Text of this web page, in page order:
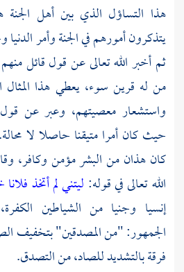
هذا التساؤل الذي بين أهل
يتذكرون أمورهم في الجنة وأمر الدنيا
ثم أخبر الله تعالى عن قول قائل
من له قرين سوء، يعطي هذا المثال
واستشعار معصيتهم، وعبر عن
حيث كان أمرا متيقنا حاصلا لا
كان هذان من البشر مؤمن وكافر،
الله تعالى في قوله: ليتني لم أتخذ
إنسيا وجنيا من الشياطين
الجمهور: "من المصدقين" بتخفيف
فرقة بالتشديد للصاد، من التصدق.